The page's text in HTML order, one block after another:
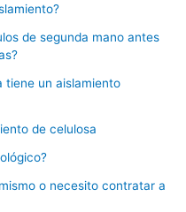
de segunda mano antes
tiene un aislamiento
de celulosa
o necesito contratar a